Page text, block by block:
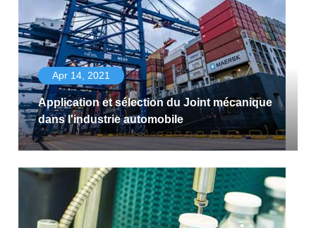
Apr 14, 2021
Application et sélection du Joint mécanique
dans l'industrie automobile